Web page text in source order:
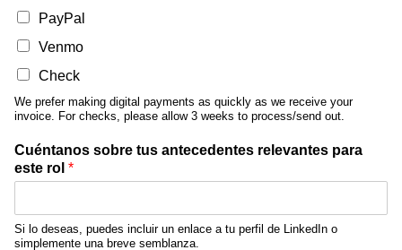
PayPal
Venmo
Check
We prefer making digital payments as quickly as we receive your
invoice. For checks, please allow 3 weeks to process/send out.
Cuéntanos sobre tus antecedentes relevantes para
este rol *
Si lo deseas, puedes incluir un enlace a tu perfil de LinkedIn o
simplemente una breve semblanza.